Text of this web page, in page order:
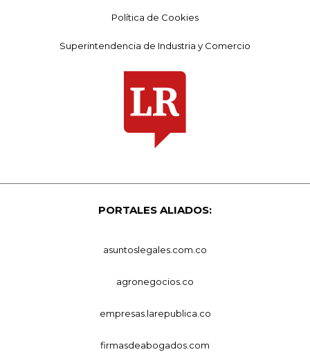
Política de Cookies
Superintendencia de Industria y Comercio
PORTALES ALIADOS:
asuntoslegales.com.co
agronegocios.co
empresas.larepublica.co
firmasdeabogados.com